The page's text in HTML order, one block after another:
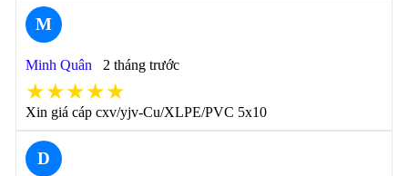
M
Minh Quân 2 tháng trước
★★★★★
Xin giá cáp cxv/yjv-Cu/XLPE/PVC 5x10
D